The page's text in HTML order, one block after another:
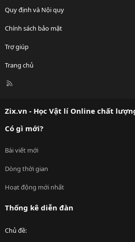
Quy định và Nội quy
Chính sách bảo mật
Trợ giúp
Trang chủ
R
Zix.vn - Học Vật lí Online chất
Có gì mới?
Bài viết mới
Dòng thời gian
Hoạt động mới nhất
Thống kê diễn đàn
Chủ đề